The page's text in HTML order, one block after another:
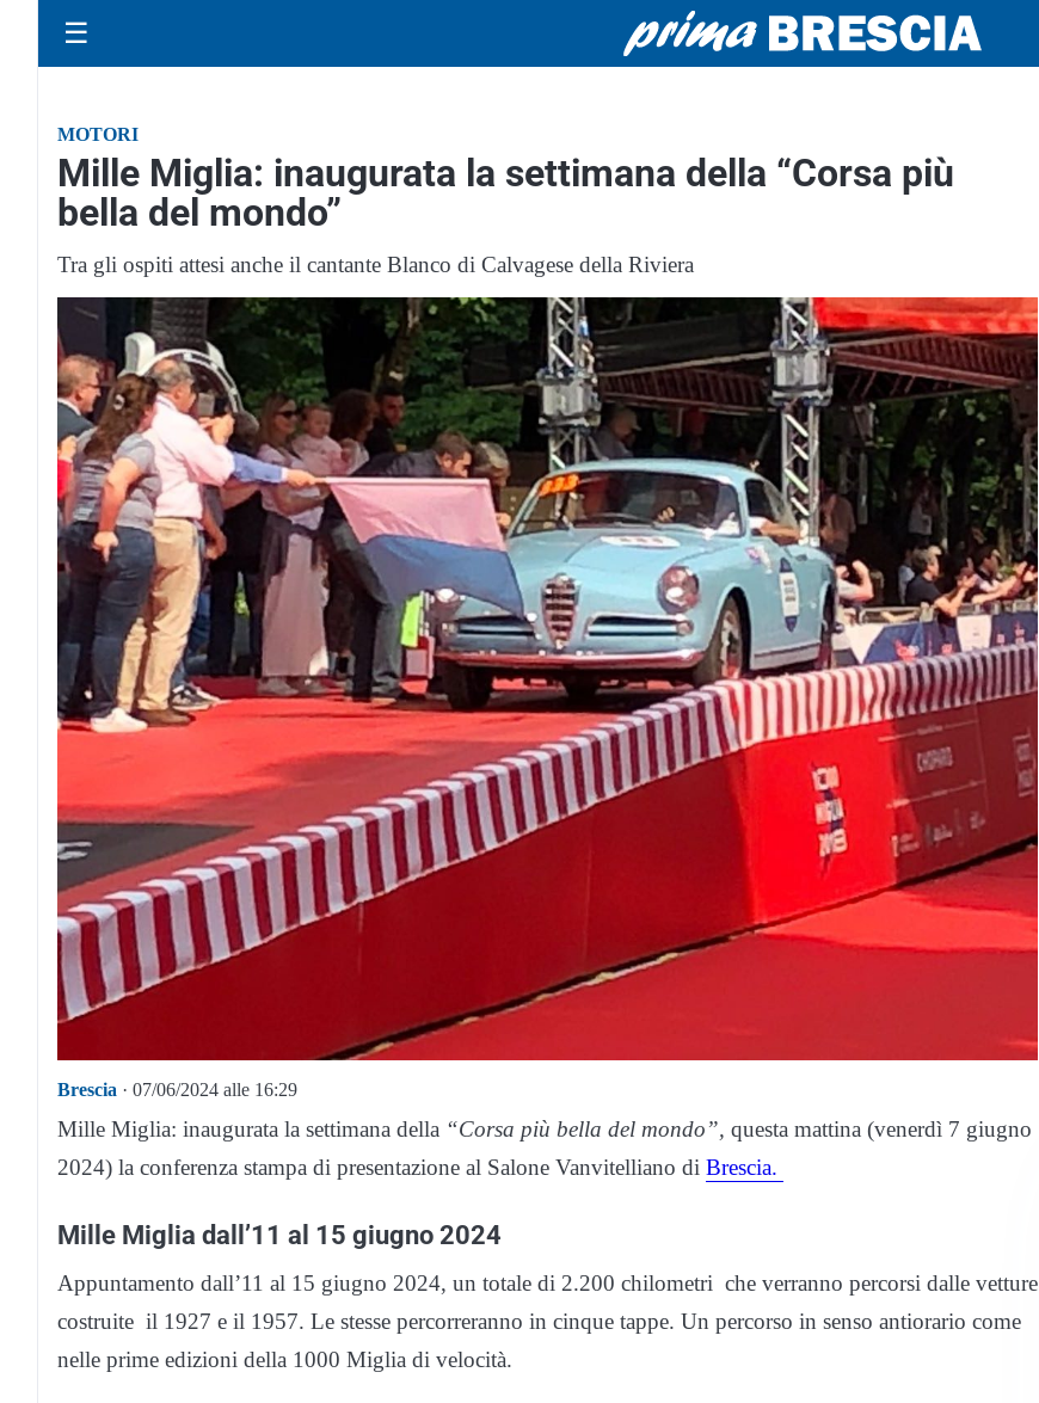
☰
MOTORI
Mille Miglia: inaugurata la settimana della “Corsa più
bella del mondo”
Tra gli ospiti attesi anche il cantante Blanco di Calvagese della Riviera
Brescia · 07/06/2024 alle 16:29
Mille Miglia: inaugurata la settimana della “Corsa più bella del mondo”, questa mattina (venerdì 7 giugno
2024) la conferenza stampa di presentazione al Salone Vanvitelliano di Brescia.
Mille Miglia dall’11 al 15 giugno 2024
Appuntamento dall’11 al 15 giugno 2024, un totale di 2.200 chilometri che verranno percorsi dalle vetture
costruite il 1927 e il 1957. Le stesse percorreranno in cinque tappe. Un percorso in senso antiorario come
nelle prime edizioni della 1000 Miglia di velocità.